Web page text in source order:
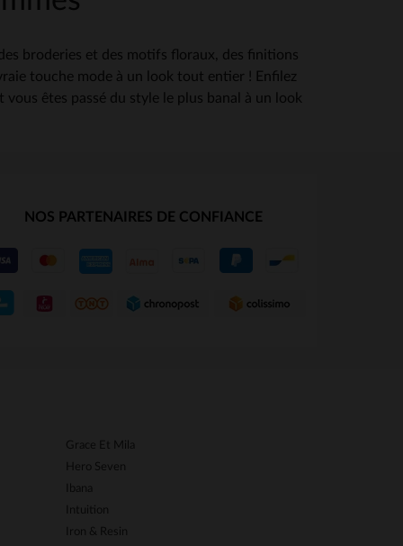
broderies et des motifs floraux, des finitions
touche mode à un look tout entier ! Enfilez
êtes passé du style le plus banal à un look
Grace Et Mila
Hero Seven
Ibana
Intuition
Iron & Resin
NOS PARTENAIRES DE CONFIANCE